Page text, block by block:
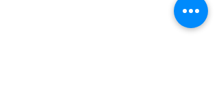
Termos e Condições Política da loja Política